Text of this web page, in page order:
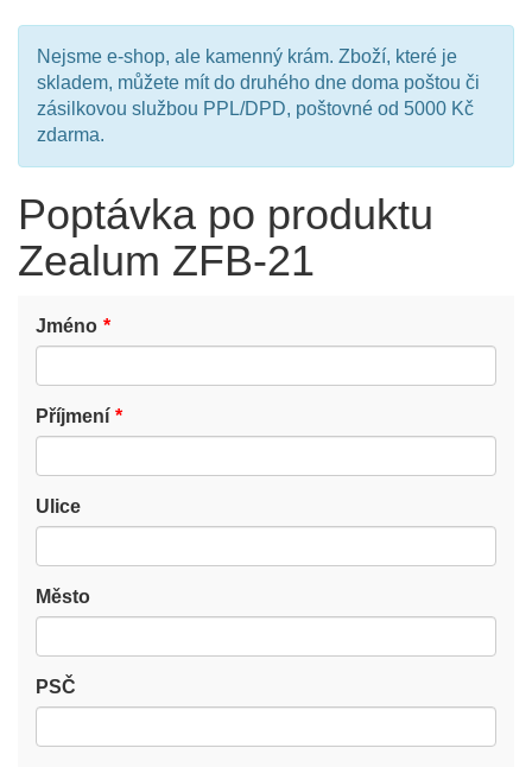
Nejsme e-shop, ale kamenný krám. Zboží, které je
skladem, můžete mít do druhého dne doma poštou či
zásilkovou službou PPL/DPD, poštovné od 5000 Kč
zdarma.
Poptávka po produktu
Zealum ZFB-21
Jméno
Příjmení
Ulice
Město
PSČ